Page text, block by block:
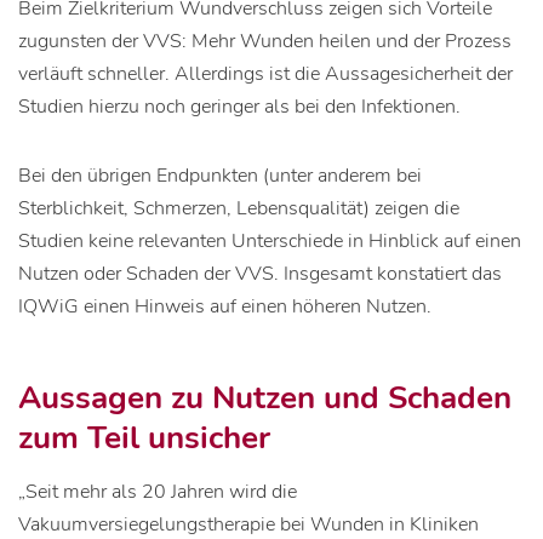
Beim Zielkriterium Wundverschluss zeigen sich Vorteile
zugunsten der VVS: Mehr Wunden heilen und der Prozess
verläuft schneller. Allerdings ist die Aussagesicherheit der
Studien hierzu noch geringer als bei den Infektionen.
Bei den übrigen Endpunkten (unter anderem bei
Sterblichkeit, Schmerzen, Lebensqualität) zeigen die
Studien keine relevanten Unterschiede in Hinblick auf einen
Nutzen oder Schaden der VVS. Insgesamt konstatiert das
IQWiG einen Hinweis auf einen höheren Nutzen.
Aussagen zu Nutzen und Schaden
zum Teil unsicher
„Seit mehr als 20 Jahren wird die
Vakuumversiegelungstherapie bei Wunden in Kliniken